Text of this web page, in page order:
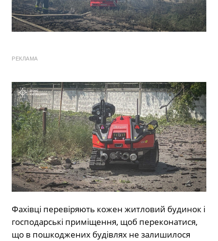
РЕКЛАМА
Фахівці перевіряють кожен житловий будинок і
господарські приміщення, щоб переконатися,
що в пошкоджених будівлях не залишилося